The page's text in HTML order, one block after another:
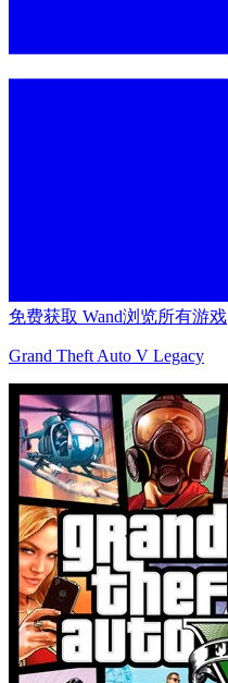
免费获取 Wand浏览所有游戏
Grand Theft Auto V Legacy